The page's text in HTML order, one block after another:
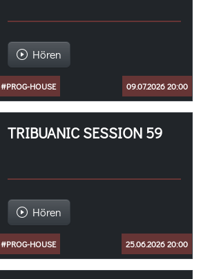
Hören
#PROG-HOUSE 09.07.2026 20:00
TRIBUANIC SESSION 59
Hören
#PROG-HOUSE 25.06.2026 20:00